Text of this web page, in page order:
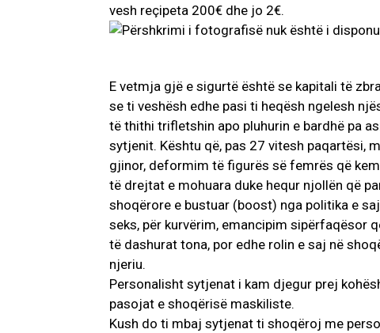
vesh reçipeta 200€ dhe jo 2€.
E vetmja gjë e sigurtë është se kapitali të
se ti veshësh edhe pasi ti heqësh ngelesh
të thithi trifletshin apo pluhurin e bardhë pa
sytjenit. Kështu që, pas 27 vitesh paqartësi,
gjinor, deformim të figurës së femrës që
të drejtat e mohuara duke hequr njollën që
shoqërore e bustuar (boost) nga politika e
seks, për kurvërim, emancipim sipërfaqësor
të dashurat tona, por edhe rolin e saj në
njeriu.
Personalisht sytjenat i kam djegur prej
pasojat e shoqërisë maskiliste.
Kush do ti mbaj sytjenat ti shoqëroj me